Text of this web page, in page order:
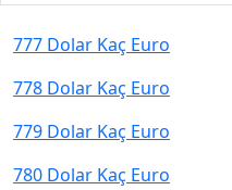
777 Dolar Kaç Euro
778 Dolar Kaç Euro
779 Dolar Kaç Euro
780 Dolar Kaç Euro